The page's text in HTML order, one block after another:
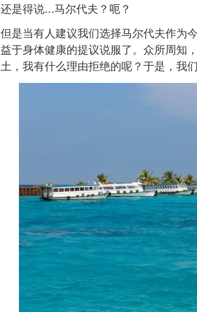
还是得说…马尔代夫？呃？
但是当有人建议我们选择马尔代夫作为
益于身体健康的提议说服了。众所周知
土，我有什么理由拒绝的呢？于是，我